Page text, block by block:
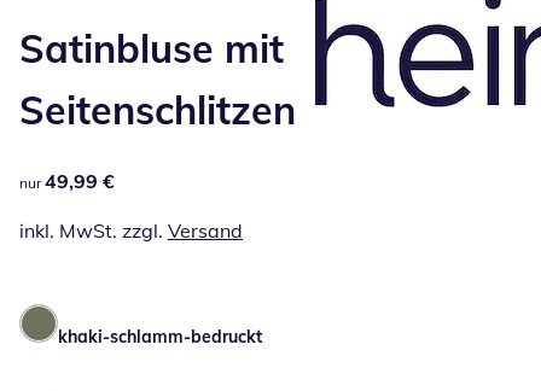
Satinbluse mit
Seitenschlitzen
49,99 €
nur 49,99 €
inkl. MwSt. zzgl. Versand
khaki-schlamm-bedruckt